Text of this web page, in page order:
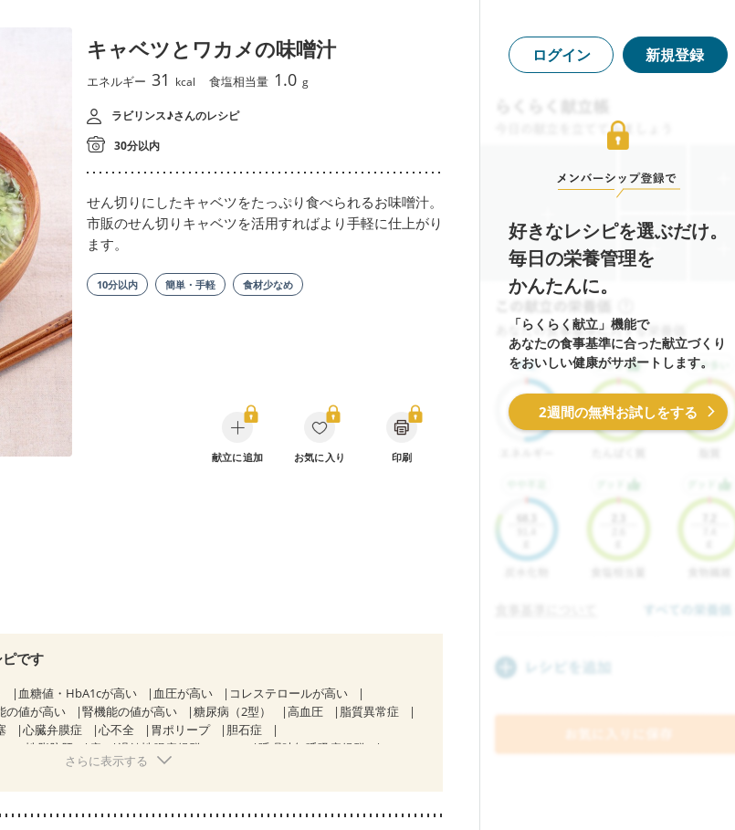
キャベツとワカメの味噌汁
エネルギー 31 kcal 食塩相当量 1.0 g
ラビリンス♪さんのレシピ
30分以内
せん切りにしたキャベツをたっぷり食べられるお味噌汁。
市販のせん切りキャベツを活用すればより手軽に仕上がり
ます。
10分以内 簡単・手軽 食材少なめ
献立に追加 お気に入り 印刷
です
血糖値・HbA1cが高い 血圧が高い
コレステロールが高い
の値が高い 腎機能の値が高い 糖尿病（2型） 高血圧
脂質異常症
心臓弁膜症 心不全 胃ポリープ
胆石症
ール性脂肪肝 痔 過敏性腸症候群（IBS）
睡眠時無呼吸症候群
CKD（ステージ１）
妊婦健診・血圧が気になる（初期）
さらに表示する
ログイン 新規登録
好きなレシピを選ぶだけ。
毎日の栄養管理を
かんたんに。
「らくらく献立」機能で
あなたの食事基準に合った献立づくり
をおいしい健康がサポートします。
2週間の無料お試しをする